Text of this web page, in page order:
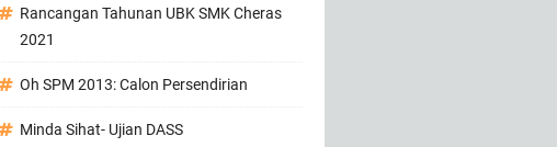
Rancangan Tahunan UBK SMK Cheras
2021
Oh SPM 2013: Calon Persendirian
Minda Sihat- Ujian DASS